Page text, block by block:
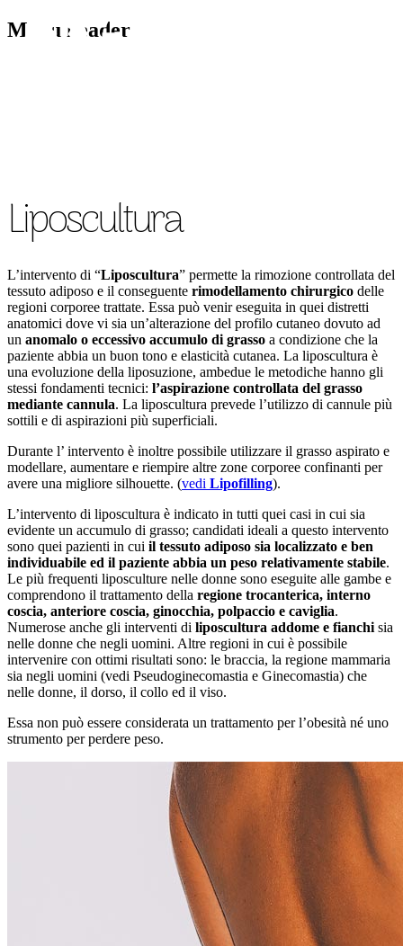
Menu header
Liposcultura
L’intervento di “Liposcultura” permette la rimozione controllata del
tessuto adiposo e il conseguente rimodellamento chirurgico delle
regioni corporee trattate. Essa può venir eseguita in quei distretti
anatomici dove vi sia un’alterazione del profilo cutaneo dovuto ad
un anomalo o eccessivo accumulo di grasso a condizione che la
paziente abbia un buon tono e elasticità cutanea. La liposcultura è
una evoluzione della liposuzione, ambedue le metodiche hanno gli
stessi fondamenti tecnici: l’aspirazione controllata del grasso
mediante cannula. La liposcultura prevede l’utilizzo di cannule più
sottili e di aspirazioni più superficiali.
Durante l’ intervento è inoltre possibile utilizzare il grasso aspirato e
modellare, aumentare e riempire altre zone corporee confinanti per
avere una migliore silhouette. (vedi Lipofilling).
L’intervento di liposcultura è indicato in tutti quei casi in cui sia
evidente un accumulo di grasso; candidati ideali a questo intervento
sono quei pazienti in cui il tessuto adiposo sia localizzato e ben
individuabile ed il paziente abbia un peso relativamente stabile.
Le più frequenti liposculture nelle donne sono eseguite alle gambe e
comprendono il trattamento della regione trocanterica, interno
coscia, anteriore coscia, ginocchia, polpaccio e caviglia.
Numerose anche gli interventi di liposcultura addome e fianchi sia
nelle donne che negli uomini. Altre regioni in cui è possibile
intervenire con ottimi risultati sono: le braccia, la regione mammaria
sia negli uomini (vedi Pseudoginecomastia e Ginecomastia) che
nelle donne, il dorso, il collo ed il viso.
Essa non può essere considerata un trattamento per l’obesità né uno
strumento per perdere peso.